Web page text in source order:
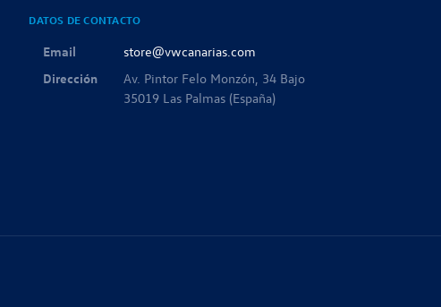
DATOS DE CONTACTO
Email
store@vwcanarias.com
Dirección
Av. Pintor Felo Monzón, 34 Bajo
35019 Las Palmas (España)